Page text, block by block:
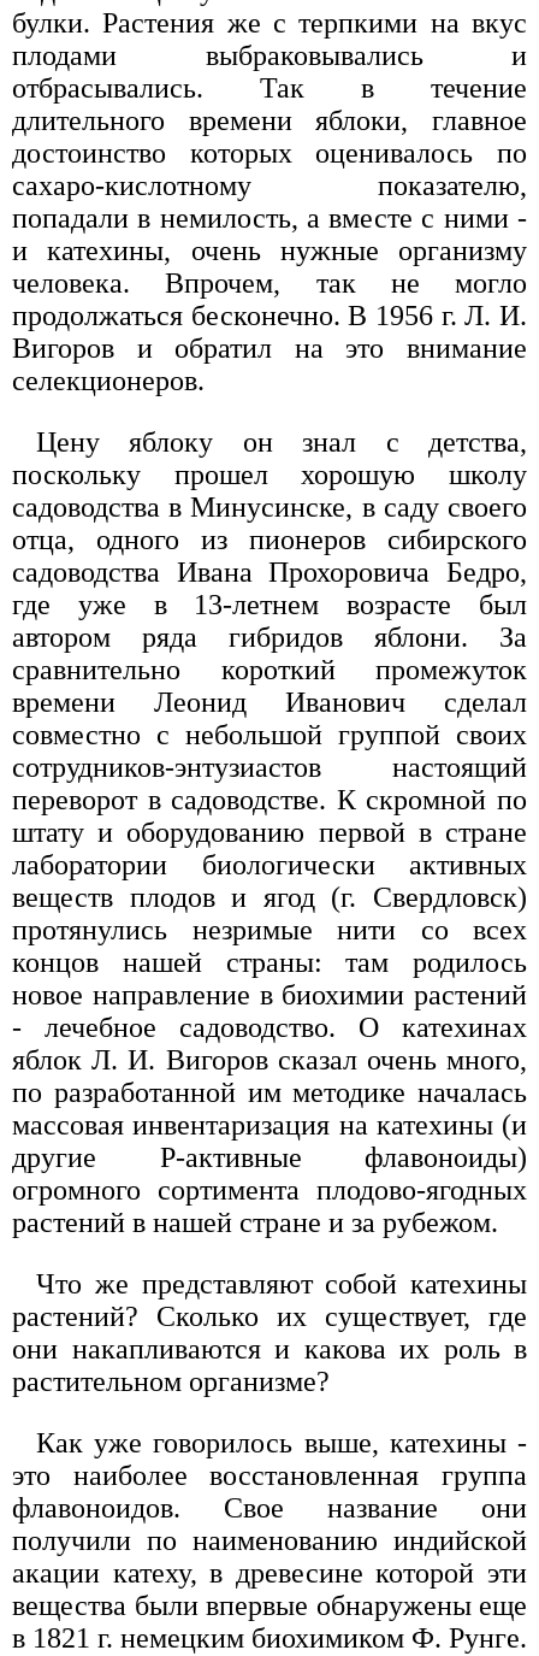
булки. Растения же с терпкими на вкус
плодами выбраковывались и
отбрасывались. Так в течение
длительного времени яблоки, главное
достоинство которых оценивалось по
сахаро-кислотному показателю,
попадали в немилость, а вместе с ними -
и катехины, очень нужные организму
человека. Впрочем, так не могло
продолжаться бесконечно. В 1956 г. Л. И.
Вигоров и обратил на это внимание
селекционеров.
Цену яблоку он знал с детства,
поскольку прошел хорошую школу
садоводства в Минусинске, в саду своего
отца, одного из пионеров сибирского
садоводства Ивана Прохоровича Бедро,
где уже в 13-летнем возрасте был
автором ряда гибридов яблони. За
сравнительно короткий промежуток
времени Леонид Иванович сделал
совместно с небольшой группой своих
сотрудников-энтузиастов настоящий
переворот в садоводстве. К скромной по
штату и оборудованию первой в стране
лаборатории биологически активных
веществ плодов и ягод (г. Свердловск)
протянулись незримые нити со всех
концов нашей страны: там родилось
новое направление в биохимии растений
- лечебное садоводство. О катехинах
яблок Л. И. Вигоров сказал очень много,
по разработанной им методике началась
массовая инвентаризация на катехины (и
другие Р-активные флавоноиды)
огромного сортимента плодово-ягодных
растений в нашей стране и за рубежом.
Что же представляют собой катехины
растений? Сколько их существует, где
они накапливаются и какова их роль в
растительном организме?
Как уже говорилось выше, катехины -
это наиболее восстановленная группа
флавоноидов. Свое название они
получили по наименованию индийской
акации катеху, в древесине которой эти
вещества были впервые обнаружены еще
в 1821 г. немецким биохимиком Ф. Рунге.